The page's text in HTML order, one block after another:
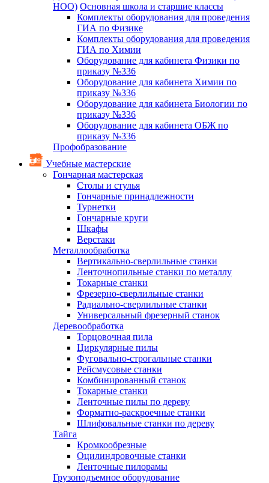
НОО) Основная школа и старшие классы
Комплекты оборудования для проведения
ГИА по Физике
Комплекты оборудования для проведения
ГИА по Химии
Оборудование для кабинета Физики по
приказу №336
Оборудование для кабинета Химии по
приказу №336
Оборудование для кабинета Биологии по
приказу №336
Оборудование для кабинета ОБЖ по
приказу №336
Профобразование
Учебные мастерские
Гончарная мастерская
Столы и стулья
Гончарные принадлежности
Турнетки
Гончарные круги
Шкафы
Верстаки
Металлообработка
Вертикально-сверлильные станки
Ленточнопильные станки по металлу
Токарные станки
Фрезерно-сверлильные станки
Радиально-сверлильные станки
Универсальный фрезерный станок
Деревообработка
Торцовочная пила
Циркулярные пилы
Фуговально-строгальные станки
Рейсмусовые станки
Комбинированный станок
Токарные станки
Ленточные пилы по дереву
Форматно-раскроечные станки
Шлифовальные станки по дереву
Тайга
Кромкообрезные
Оцилиндровочные станки
Ленточные пилорамы
Грузоподъемное оборудование